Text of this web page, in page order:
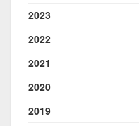
2023
2022
2021
2020
2019